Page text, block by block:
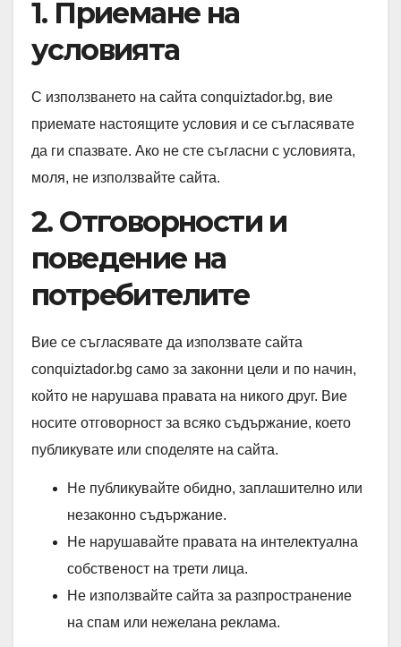
1. Приемане на
условията
С използването на сайта conquiztador.bg, вие
приемате настоящите условия и се съгласявате
да ги спазвате. Ако не сте съгласни с условията,
моля, не използвайте сайта.
2. Отговорности и
поведение на
потребителите
Вие се съгласявате да използвате сайта
conquiztador.bg само за законни цели и по начин,
който не нарушава правата на никого друг. Вие
носите отговорност за всяко съдържание, което
публикувате или споделяте на сайта.
Не публикувайте обидно, заплашително или
незаконно съдържание.
Не нарушавайте правата на интелектуална
собственост на трети лица.
Не използвайте сайта за разпространение
на спам или нежелана реклама.